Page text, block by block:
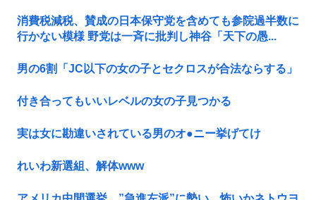
消費税減税、賛成の日本保守党を含めても参院過半数に
行かない模様 野党は一斉に批判し神谷「天下の愚...
男の6割「JC以下の女の子とセクロスが合法ならする」
付き合ってもいいレベルの女の子見つかる
実は女に勘違いされている男のオ●ニー挙げてけ
れいわ新選組、解体www